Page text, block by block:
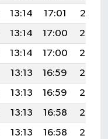
13:14 17:01
20:10
13:14 17:00
20:08
13:14 17:00
20:07
13:13 16:59
20:06
13:13 16:59
20:05
13:13 16:58
20:03
13:13 16:58
20:02